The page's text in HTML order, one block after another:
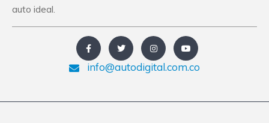
auto ideal.
info@autodigital.com.co